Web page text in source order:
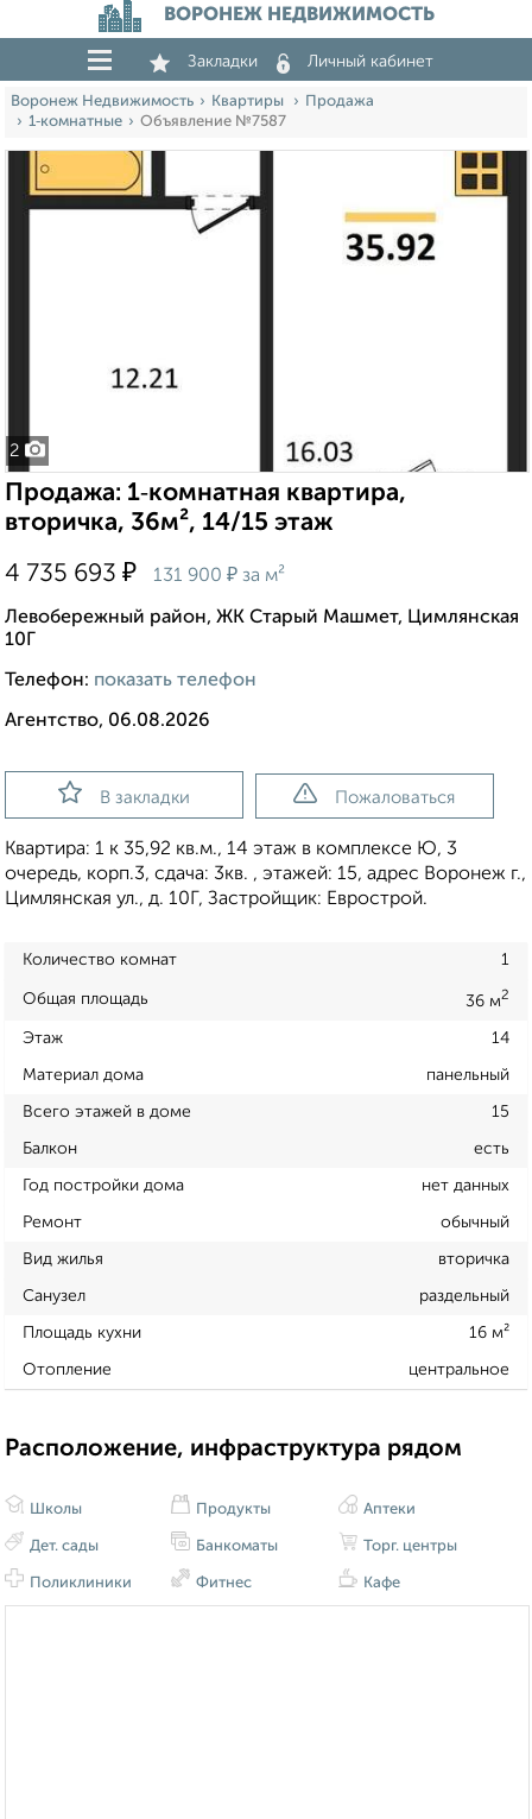
ВОРОНЕЖ НЕДВИЖИМОСТЬ
Закладки Личный кабинет
Воронеж Недвижимость Квартиры
Продажа
1‑комнатные
Объявление №7587
2
Продажа: 1‑комнатная квартира,
вторичка, 36м², 14/15 этаж
4 735 693 ₽ 131 900 ₽ за м²
Левобережный район, ЖК Старый Машмет, Цимлянская
10Г
Телефон: показать телефон
Агентство, 06.08.2026
В закладки Пожаловаться
Квартира: 1 к 35,92 кв.м., 14 этаж в комплексе Ю, 3
очередь, корп.3, сдача: 3кв. , этажей: 15, адрес Воронеж г.,
Цимлянская ул., д. 10Г, Застройщик: Еврострой.
Количество комнат 1
Общая площадь 36 м2
Этаж 14
Материал дома панельный
Всего этажей в доме 15
Балкон есть
Год постройки дома нет данных
Ремонт обычный
Вид жилья вторичка
Санузел раздельный
Площадь кухни 16 м²
Отопление центральное
Расположение, инфраструктура рядом
Школы
Дет. сады
Поликлиники
Продукты
Банкоматы
Фитнес
Аптеки
Торг. центры
Кафе